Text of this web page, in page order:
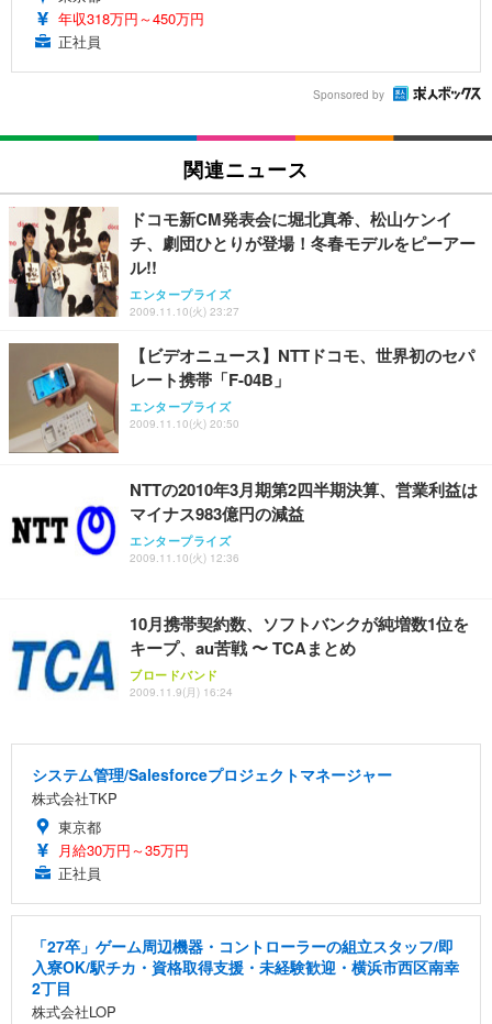
年収318万円～450万円
正社員
Sponsored by
関連ニュース
ドコモ新CM発表会に堀北真希、松山ケンイ
チ、劇団ひとりが登場！冬春モデルをピーアー
ル!!
エンタープライズ
2009.11.10(火) 23:27
【ビデオニュース】NTTドコモ、世界初のセパ
レート携帯「F-04B」
エンタープライズ
2009.11.10(火) 20:50
NTTの2010年3月期第2四半期決算、営業利益は
マイナス983億円の減益
エンタープライズ
2009.11.10(火) 12:36
10月携帯契約数、ソフトバンクが純増数1位を
キープ、au苦戦 〜 TCAまとめ
ブロードバンド
2009.11.9(月) 16:24
システム管理/Salesforceプロジェクトマネージャー
株式会社TKP
東京都
月給30万円～35万円
正社員
「27卒」ゲーム周辺機器・コントローラーの組立スタッフ/即
入寮OK/駅チカ・資格取得支援・未経験歓迎・横浜市西区南幸
2丁目
株式会社LOP